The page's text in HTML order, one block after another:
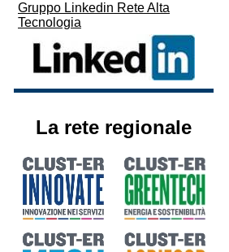
Gruppo Linkedin Rete Alta
Tecnologia
La rete regionale